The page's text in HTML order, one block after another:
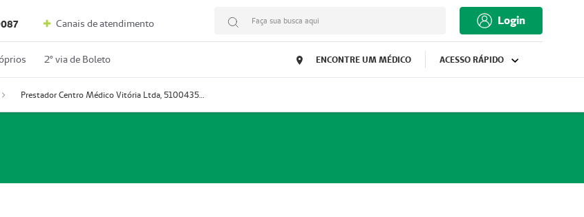
Canais de atendimento Faça sua busca aqui Login
2º via de Boleto ENCONTRE UM MÉDICO ACESSO RÁPIDO
Prestador Centro Médico Vitória Ltda, 51004350-4: Centro Médico Vitória Ltda (Nome Fantasia: Policlínica Master)